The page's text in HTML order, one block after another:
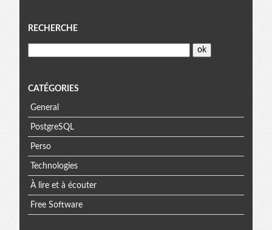
Menu
RECHERCHE
CATÉGORIES
General
PostgreSQL
Perso
Technologies
À lire et à écouter
Free Software